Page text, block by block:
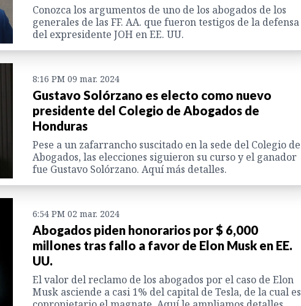
Conozca los argumentos de uno de los abogados de los
generales de las FF. AA. que fueron testigos de la defensa
del expresidente JOH en EE. UU.
8:16 PM 09 mar. 2024
Gustavo Solórzano es electo como nuevo
presidente del Colegio de Abogados de
Honduras
Pese a un zafarrancho suscitado en la sede del Colegio de
Abogados, las elecciones siguieron su curso y el ganador
fue Gustavo Solórzano. Aquí más detalles.
6:54 PM 02 mar. 2024
Abogados piden honorarios por $ 6,000
millones tras fallo a favor de Elon Musk en EE.
UU.
El valor del reclamo de los abogados por el caso de Elon
Musk asciende a casi 1% del capital de Tesla, de la cual es